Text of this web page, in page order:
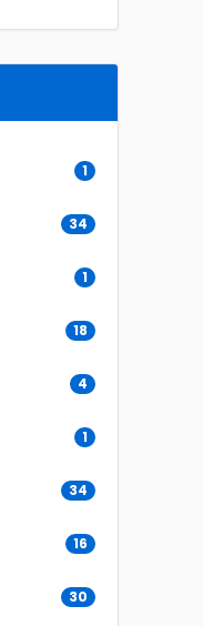
1
34
1
18
4
1
34
16
30